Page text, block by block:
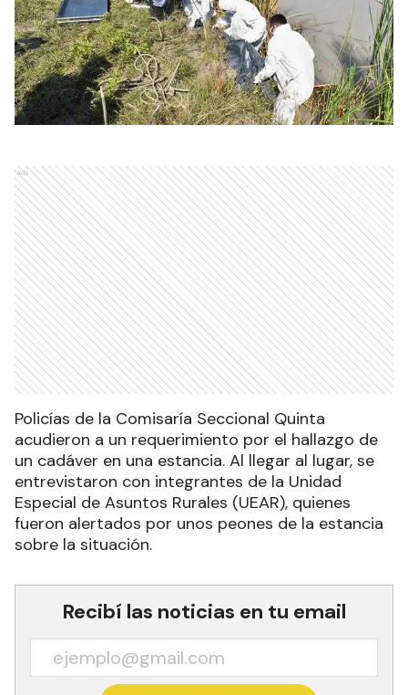
Ads
Policías de la Comisaría Seccional Quinta
acudieron a un requerimiento por el hallazgo de
un cadáver en una estancia. Al llegar al lugar, se
entrevistaron con integrantes de la Unidad
Especial de Asuntos Rurales (UEAR), quienes
fueron alertados por unos peones de la estancia
sobre la situación.
Recibí las noticias en tu email